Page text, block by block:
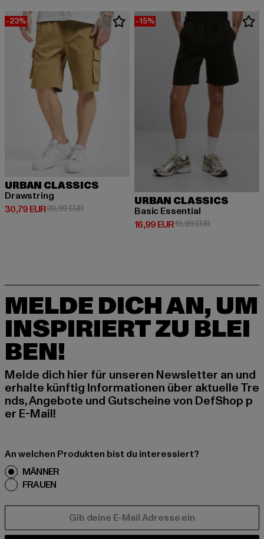
-23%
URBAN CLASSICS
Drawstring
30,79 EUR
Derzeitiger Preis: 30,79 EUR
39,99 EURAktionspreis: 39,99 EUR
-15%
URBAN CLASSICS
Basic Essential
16,99 EUR
Derzeitiger Preis: 16,99 EUR
19,99 EURAktionspreis:
MELDE DICH AN, UM
INSPIRIERT ZU BLEI
BEN!
Melde dich hier für unseren Newsletter an und
erhalte künftig Informationen über aktuelle Tre
nds, Angebote und Gutscheine von DefShop p
er E-Mail!
An welchen Produkten bist du interessiert?
MÄNNER
FRAUEN